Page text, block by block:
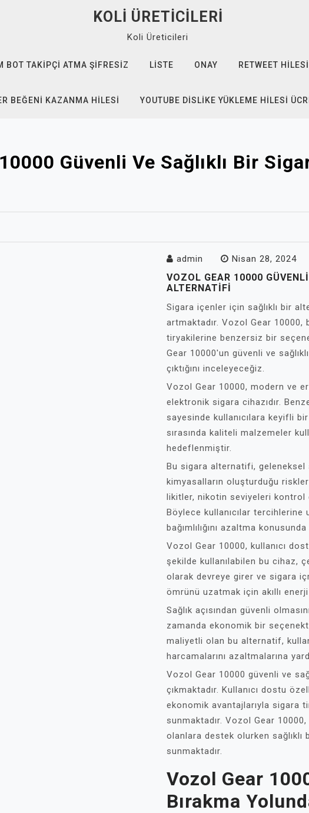
KOLI ÜRETICILERI
Koli Üreticileri
BOT TAKIPÇI ATMA ŞIFRESIZ LISTE ONAY RETWEET
BEĞENI KAZANMA HILESI YOUTUBE DISLIKE YÜKLEME HILESI
Güvenli Ve Sağlıklı Bir
admin Nisan 28, 2024
VOZOL GEAR 10000
ALTERNATIFI
Sigara içenler için sağlıklı bir
artmaktadır. Vozol Gear
tiryakilerine benzersiz bir
Gear 10000'un güvenli ve
çıktığını inceleyeceğiz.
Vozol Gear 10000, modern ve
elektronik sigara cihazıdır.
sayesinde kullanıcılara keyifli
sırasında kaliteli malzemeler
hedeflenmiştir.
Bu sigara alternatifi, geleneksel
kimyasalların oluşturduğu
likitler, nikotin seviyeleri kontrol
Böylece kullanıcılar
bağımlılığını azaltma
Vozol Gear 10000, kullanıcı
şekilde kullanılabilen bu cihaz,
olarak devreye girer ve sigara
ömrünü uzatmak için akıllı
Sağlık açısından güvenli
zamanda ekonomik bir
maliyetli olan bu alternatif,
harcamalarını azaltmalarına
Vozol Gear 10000 güvenli ve
çıkmaktadır. Kullanıcı dostu
ekonomik avantajlarıyla sigara
sunmaktadır. Vozol Gear
olanlara destek olurken sağlıklı
sunmaktadır.
Vozol Gear
Bırakma